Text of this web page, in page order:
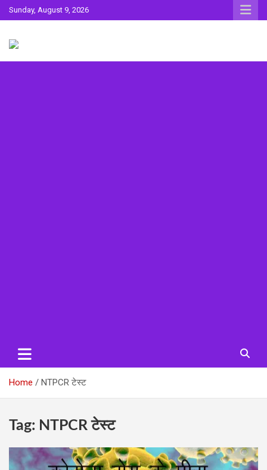
Skip
to
Sunday, August 9, 2026
Surta
Home NTPCR टेस्ट
Tag: NTPCR टेस्ट